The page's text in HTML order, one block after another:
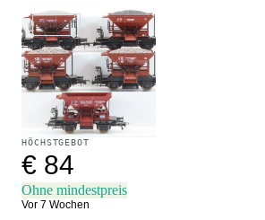
Verkauft
HÖCHSTGEBOT
€ 84
Ohne mindestpreis
Vor 7 Wochen